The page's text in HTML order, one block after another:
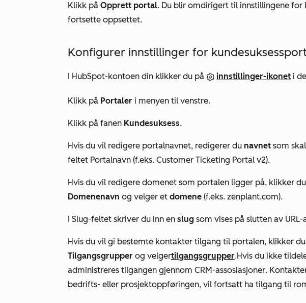
Klikk på Opprett portal. Du blir omdirigert til innstillingene for
fortsette oppsettet.
Konfigurer innstillinger for
I HubSpot-kontoen din klikker du på innstillinger-ikonet i
Klikk på Portaler i menyen til venstre.
Klikk på fanen Kundesuksess.
Hvis du vil redigere portalnavnet, redigerer du navnet som
feltet Portalnavn (f.eks. Customer Ticketing Portal v2).
Hvis du vil redigere domenet som portalen ligger på, klikker
Domenenavn og velger et domene (f.eks. zenplant.com).
I Slug-feltet skriver du inn en slug som vises på slutten av
Hvis du vil gi bestemte kontakter tilgang til portalen, klikker
Tilgangsgrupper og velgertilgangsgrupper.Hvis du ikke
administreres tilgangen gjennom CRM-assosiasjoner.
bedrifts- eller prosjektoppføringen, vil fortsatt ha tilgang til